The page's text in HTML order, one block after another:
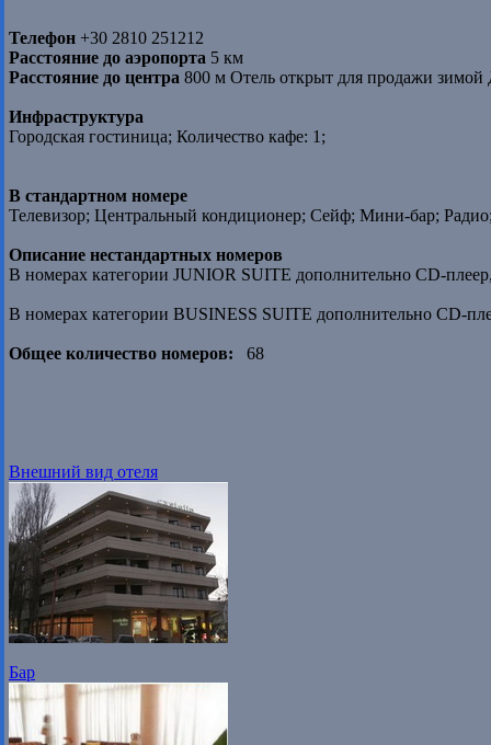
Телефон +30 2810 251212
Расстояние до аэропорта 5 км
Расстояние до центра 800 м Отель открыт для продажи
Инфраструктура
Городская гостиница; Количество кафе: 1;
В стандартном номере
Телевизор; Центральный кондиционер; Сейф; Мини-бар;
Описание нестандартных номеров
В номерах категории JUNIOR SUITE дополнительно CD-
В номерах категории BUSINESS SUITE дополнительно CD-
Общее количество номеров: 68
Внешний вид отеля
Бар